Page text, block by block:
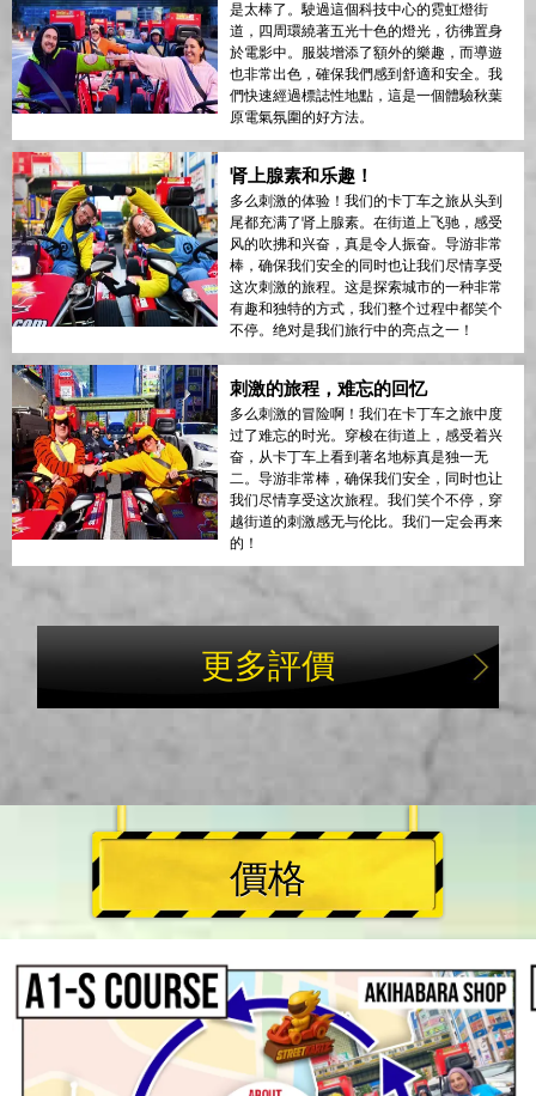
是太棒了。駛過這個科技中心的霓虹燈街
道，四周環繞著五光十色的燈光，彷彿置身
於電影中。服裝增添了額外的樂趣，而導遊
也非常出色，確保我們感到舒適和安全。我
們快速經過標誌性地點，這是一個體驗秋葉
原電氣氛圍的好方法。
肾上腺素和乐趣！
多么刺激的体验！我们的卡丁车之旅从头到
尾都充满了肾上腺素。在街道上飞驰，感受
风的吹拂和兴奋，真是令人振奋。导游非常
棒，确保我们安全的同时也让我们尽情享受
这次刺激的旅程。这是探索城市的一种非常
有趣和独特的方式，我们整个过程中都笑个
不停。绝对是我们旅行中的亮点之一！
刺激的旅程，难忘的回忆
多么刺激的冒险啊！我们在卡丁车之旅中度
过了难忘的时光。穿梭在街道上，感受着兴
奋，从卡丁车上看到著名地标真是独一无
二。导游非常棒，确保我们安全，同时也让
我们尽情享受这次旅程。我们笑个不停，穿
越街道的刺激感无与伦比。我们一定会再来
的！
更多評價
價格